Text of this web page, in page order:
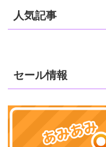
人気記事
セール情報